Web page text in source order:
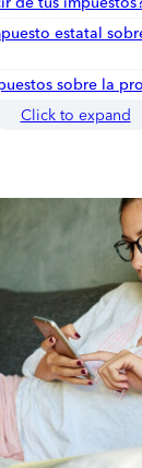
estatal
sobre la
Click to expand